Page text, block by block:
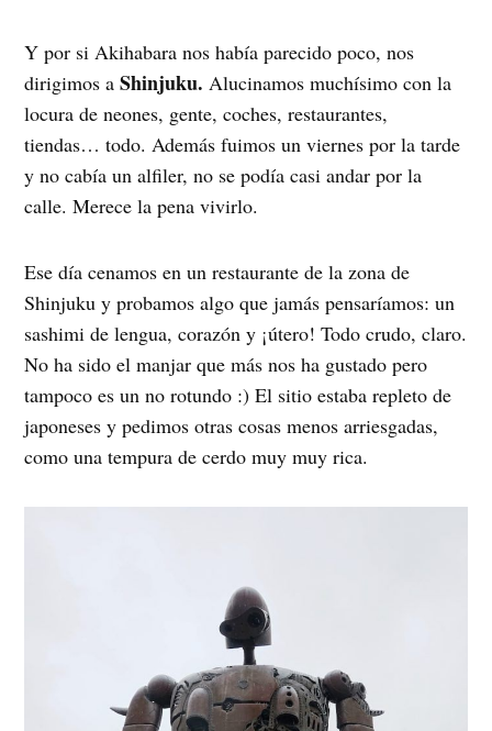
Y por si Akihabara nos había parecido poco, nos
dirigimos aShinjuku. Alucinamos muchísimo con la
locura de neones, gente, coches, restaurantes,
tiendas… todo. Además fuimos un viernes por la tarde
y no cabía un alfiler, no se podía casi andar por la
calle. Merece la pena vivirlo.
Ese día cenamos en un restaurante de la zona de
Shinjuku y probamos algo que jamás pensaríamos: un
sashimi de lengua, corazón y ¡útero! Todo crudo, claro.
No ha sido el manjar que más nos ha gustado pero
tampoco es un no rotundo :) El sitio estaba repleto de
japoneses y pedimos otras cosas menos arriesgadas,
como una tempura de cerdo muy muy rica.